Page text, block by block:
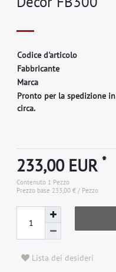
Codice d'articolo
Fabbricante
Marca
Pronto per la spedizione in
circa.
233,00 EUR*
Contenuto 1 Pezzo
Prezzo base 233,00 € / Pezzo
Lista dei desideri